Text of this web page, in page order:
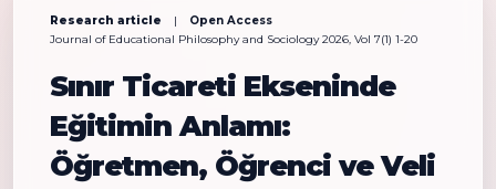
Research article |
Open Access
Journal of Educational Philosophy and Sociology 2026, Vol 7(1) 1-20
Sınır Ticareti Ekseninde
Eğitimin Anlamı:
Öğretmen, Öğrenci ve Veli